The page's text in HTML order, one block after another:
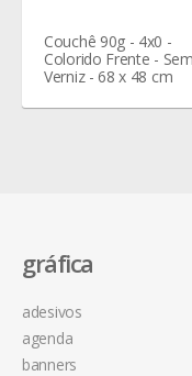
Couchê 90g - 4x0 -
Colorido Frente - Sem
Verniz - 68 x 48 cm
gráfica
adesivos
agenda
banners